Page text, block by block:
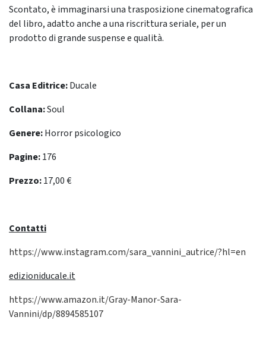
Scontato, è immaginarsi una trasposizione cinematografica
del libro, adatto anche a una riscrittura seriale, per un
prodotto di grande suspense e qualità.
Casa Editrice:Ducale
Collana:Soul
Genere:Horror psicologico
Pagine:176
Prezzo:17,00 €
Contatti
https://www.instagram.com/sara_vannini_autrice/?hl=en
edizioniducale.it
https://www.amazon.it/Gray-Manor-Sara-
Vannini/dp/8894585107